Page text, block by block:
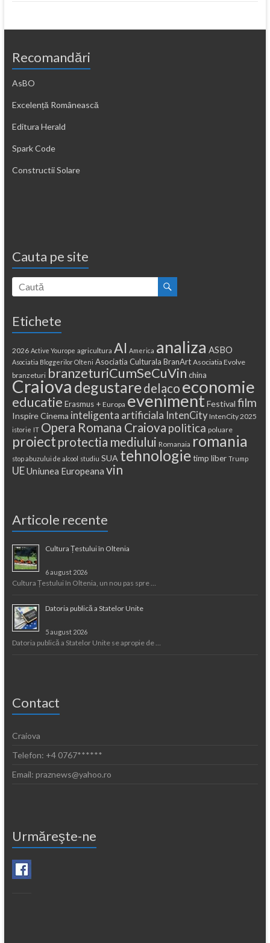
Recomandări
AsBO
Excelență Românească
Editura Herald
Spark Code
Constructii Solare
Cauta pe site
Etichete
2026 Active Yourope agricultura AI America analiza ASBO
Asociatia Bloggerilor Olteni Asociatia Culturala BranArt Asociatia Evolve
branzeturi branzeturiCumSeCuVin china
Craiova degustaredelaco economie
educatie Erasmus + Europa eveniment Festival film
Inspire Cinema inteligenta artificiala IntenCity IntenCity 2025
istorie IT Opera Romana Craiova politica poluare
proiect protectia mediului Romanaia romania
stop abuzului de alcool studiu SUA tehnologie timp liber Trump
UEUniunea Europeana vin
Articole recente
Cultura Țestului în Oltenia
6 august 2026
Cultura Țestului în Oltenia, un nou pas spre …
Datoria publică a Statelor Unite
5 august 2026
Datoria publică a Statelor Unite se apropie de …
Contact
Craiova
Telefon: +4 0767******
Email: praznews@yahoo.ro
Urmăreşte-ne